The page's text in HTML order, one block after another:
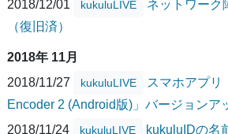
2018/12/01
kukuluLIVE
ネットワーク
（復旧済）
2018年 11月
2018/11/27
kukuluLIVE
スマホアプリ
Encoder 2 (Android版)」バージョンア
2018/11/24
kukuluLIVE
kukuluIDの名